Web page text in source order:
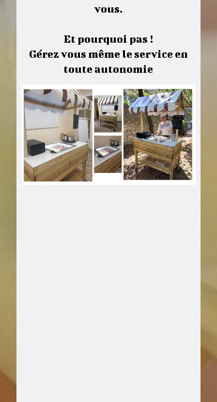
vous.
Et pourquoi pas !
Gérez vous même le service en
toute autonomie